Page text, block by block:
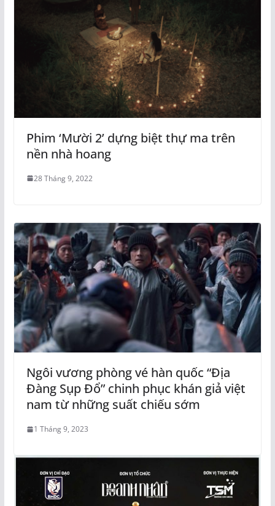
Phim ‘Mười 2’ dựng biệt thự ma trên
nền nhà hoang
28 Tháng 9, 2022
Ngôi vương phòng vé hàn quốc “Địa
Đàng Sụp Đổ” chinh phục khán giả việt
nam từ những suất chiếu sớm
1 Tháng 9, 2023